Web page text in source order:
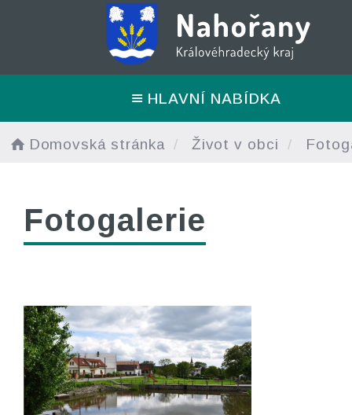
HLAVNÍ NABÍDKA
Domovská stránka Život v obci
Fotogalerie